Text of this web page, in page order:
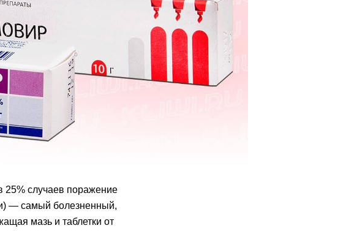
25% случаев поражение
— самый болезненный,
мазь и таблетки от